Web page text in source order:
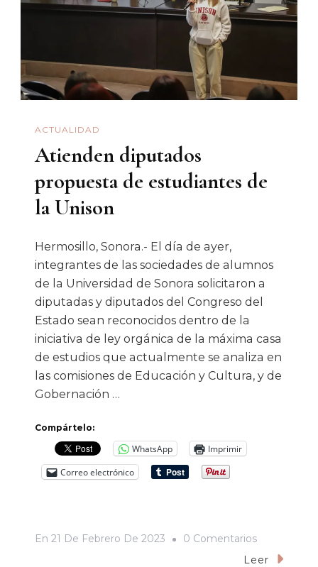
Salud
Del
ACTUALIDAD
Atienden diputados
propuesta de estudiantes de
la Unison
Hermosillo, Sonora.- El día de ayer,
integrantes de las sociedades de alumnos
de la Universidad de Sonora solicitaron a
diputadas y diputados del Congreso del
Estado sean reconocidos dentro de la
iniciativa de ley orgánica de la máxima casa
de estudios que actualmente se analiza en
las comisiones de Educación y Cultura, y de
Gobernación …
Compártelo:
WhatsApp
Imprimir
Correo electrónico
En 21 De Febrero De 2023 0 ComentariosEn
Atienden
Leer